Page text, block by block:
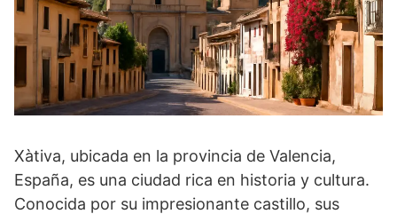
Xàtiva, ubicada en la provincia de Valencia,
España, es una ciudad rica en historia y cultura.
Conocida por su impresionante castillo, sus